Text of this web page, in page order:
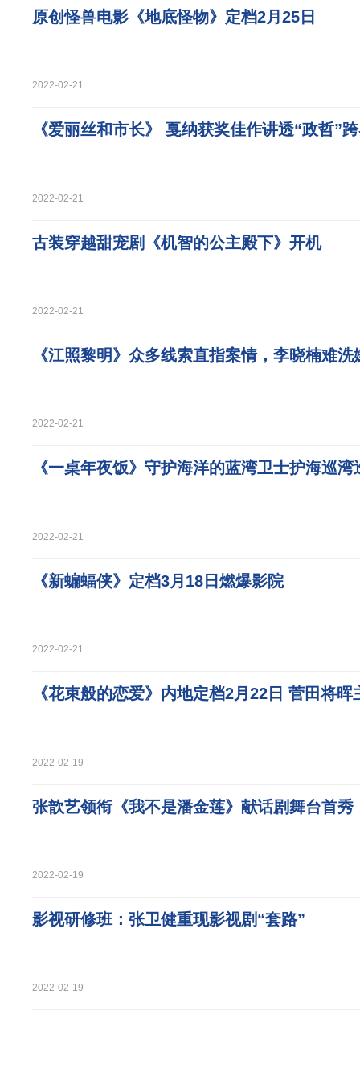
原创怪兽电影《地底怪物》定档2月25日
2022-02-21
《爱丽丝和市长》 戛纳获奖佳作讲透“政哲”
2022-02-21
古装穿越甜宠剧《机智的公主殿下》开机
2022-02-21
《江照黎明》众多线索直指案情，李晓楠难洗
2022-02-21
《一桌年夜饭》守护海洋的蓝湾卫士护海巡湾
2022-02-21
《新蝙蝠侠》定档3月18日燃爆影院
2022-02-21
《花束般的恋爱》内地定档2月22日 菅田将晖
2022-02-19
张歆艺领衔《我不是潘金莲》献话剧舞台首秀
2022-02-19
影视研修班：张卫健重现影视剧“套路”
2022-02-19